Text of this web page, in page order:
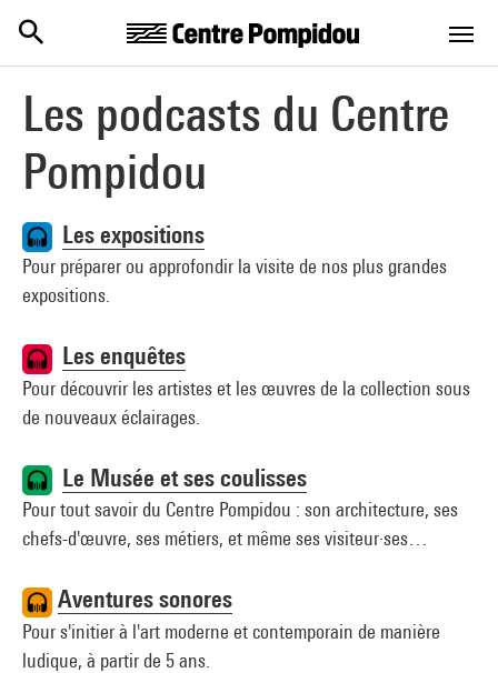
Les podcasts du Centre
Pompidou
Les expositions
Pour préparer ou approfondir la visite de nos plus grandes
expositions.
Les enquêtes
Pour découvrir les artistes et les œuvres de la collection sous
de nouveaux éclairages.
Le Musée et ses coulisses
Pour tout savoir du Centre Pompidou : son architecture, ses
chefs-d'œuvre, ses métiers, et même ses visiteur·ses…
Aventures sonores
Pour s'initier à l'art moderne et contemporain de manière
ludique, à partir de 5 ans.